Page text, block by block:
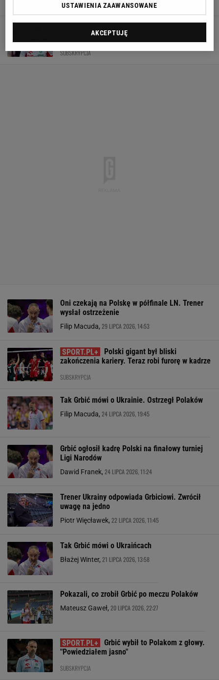
Hubert Rybkowski,1 SIERPNIA 2026, 13:45
składu. Grbić podjął decyzję
SUBSKRYPCJA
Oni czekają na Polskę w półfinale LN. Trener
wysłał ostrzeżenie
Filip Macuda, 29 LIPCA 2026, 14:53
Polski gigant był bliski
zakończenia kariery. Teraz robi furorę w kadrze
SUBSKRYPCJA
Tak Grbić mówi o Ukrainie. Ostrzegł Polaków
Filip Macuda, 24 LIPCA 2026, 19:45
Grbić ogłosił kadrę Polski na finałowy turniej
Ligi Narodów
Dawid Franek, 24 LIPCA 2026, 11:24
Trener Ukrainy odpowiada Grbiciowi. Zwrócił
uwagę na jedno
Piotr Więcławek, 22 LIPCA 2026, 11:45
Tak Grbić mówi o Ukraińcach
Błażej Winter, 21 LIPCA 2026, 13:58
Pokazali, co zrobił Grbić po meczu Polaków
Mateusz Gaweł, 20 LIPCA 2026, 22:27
Grbić wybił to Polakom z głowy.
"Powiedziałem jasno"
SUBSKRYPCJA
USTAWIENIA ZAAWANSOWANE
AKCEPTUJĘ